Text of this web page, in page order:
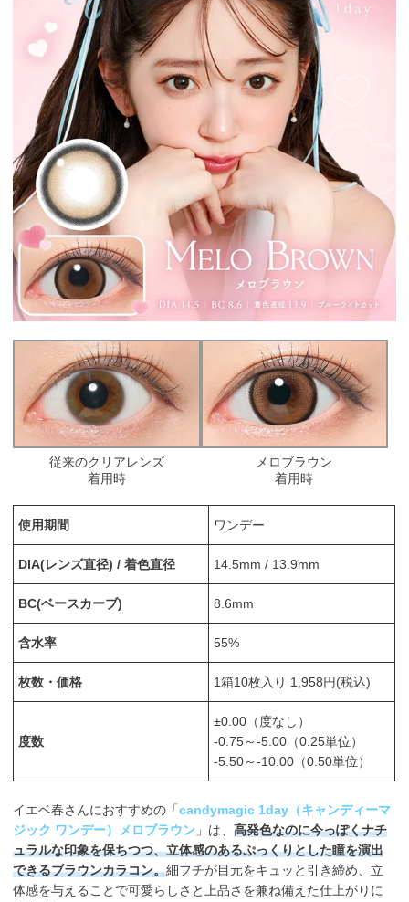
従来のクリアレンズ
着用時
メロブラウン
着用時
使用期間 ワンデー
DIA(レンズ直径) / 着色直径 14.5mm / 13.9mm
BC(ベースカーブ) 8.6mm
含水率 55%
枚数・価格 1箱10枚入り 1,958円(税込)
度数
±0.00（度なし）
-0.75～-5.00（0.25単位）
-5.50～-10.00（0.50単位）
イエベ春さんにおすすめの「candymagic 1day（キャンディーマ
ジック ワンデー）メロブラウン 」は、高発色なのに今っぽくナチ
ュラルな印象を保ちつつ、立体感のあるぷっくりとした瞳を演出
できるブラウンカラコン。細フチが目元をキュッと引き締め、立
体感を与えることで可愛らしさと上品さを兼ね備えた仕上がりに